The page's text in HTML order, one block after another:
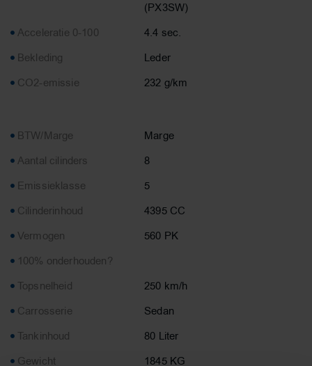
(PX3SW)
Acceleratie 0-100
4.4 sec.
Bekleding
Leder
CO2-emissie
232 g/km
BTW/Marge
Marge
Aantal cilinders
8
Emissieklasse
5
Cilinderinhoud
4395 CC
Vermogen
560 PK
100% onderhouden?
Topsnelheid
250 km/h
Carrosserie
Sedan
Tankinhoud
80 Liter
Gewicht
1845 KG